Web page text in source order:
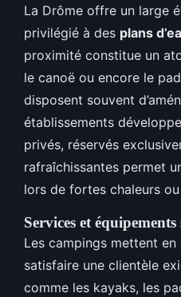
La Drôme offre un large
privilégié à des plans
proximité constitue un
le canoë ou encore le
disposent souvent
établissements
privés, réservés
rafraîchissantes permet
lors de fortes chaleurs
Services et
Les campings mettent
satisfaire une clientèle
comme les kayaks, les